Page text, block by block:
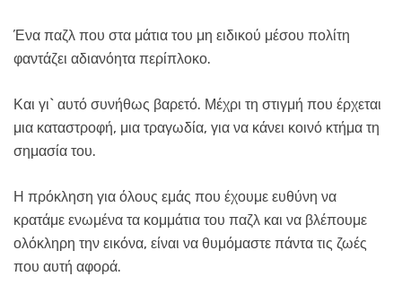
Ένα παζλ που στα μάτια του μη ειδικού μέσου πολίτη
φαντάζει αδιανόητα περίπλοκο.
Και γι` αυτό συνήθως βαρετό. Μέχρι τη στιγμή που έρχεται
μια καταστροφή, μια τραγωδία, για να κάνει κοινό κτήμα τη
σημασία του.
Η πρόκληση για όλους εμάς που έχουμε ευθύνη να
κρατάμε ενωμένα τα κομμάτια του παζλ και να βλέπουμε
ολόκληρη την εικόνα, είναι να θυμόμαστε πάντα τις ζωές
που αυτή αφορά.